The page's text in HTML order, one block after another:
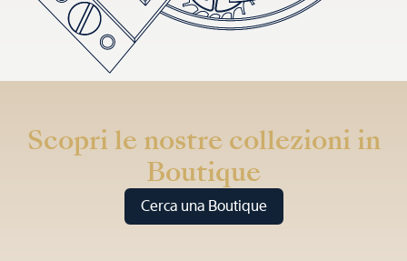
Scopri le nostre collezioni in
Boutique
Cerca una Boutique